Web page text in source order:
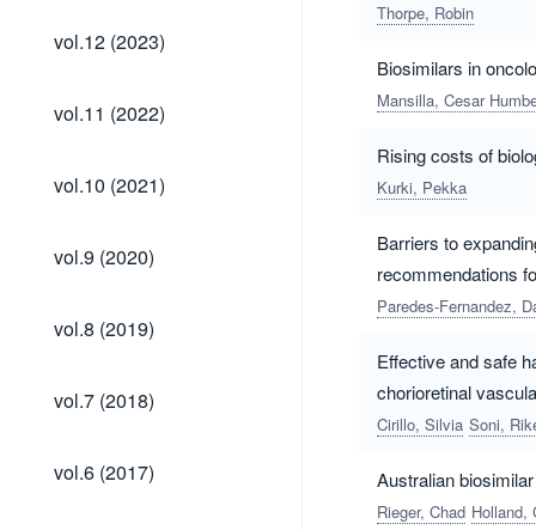
vol.12
(2023)
vol.12 (2023)
vol.11
(2022)
vol.11 (2022)
vol.10
(2021)
vol.10 (2021)
vol.9
(2020)
vol.9 (2020)
vol.8
(2019)
vol.8 (2019)
vol.7
(2018)
vol.7 (2018)
vol.6
(2017)
vol.6 (2017)
Thorpe, Robin
Biosimilars in
Mansilla, Cesar
Rising costs of
Kurki, Pekka
Barriers to
recommendations
Paredes-Fernandez,
Effective and safe
chorioretinal
Cirillo, Silvia Soni,
Australian
Rieger, Chad Holland,